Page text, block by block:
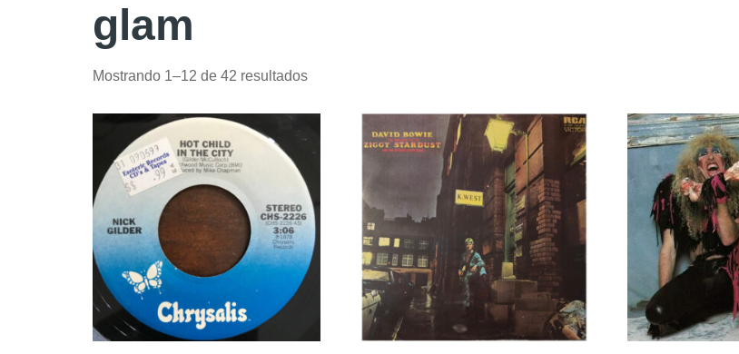
glam
Mostrando 1–12 de 42 resultados